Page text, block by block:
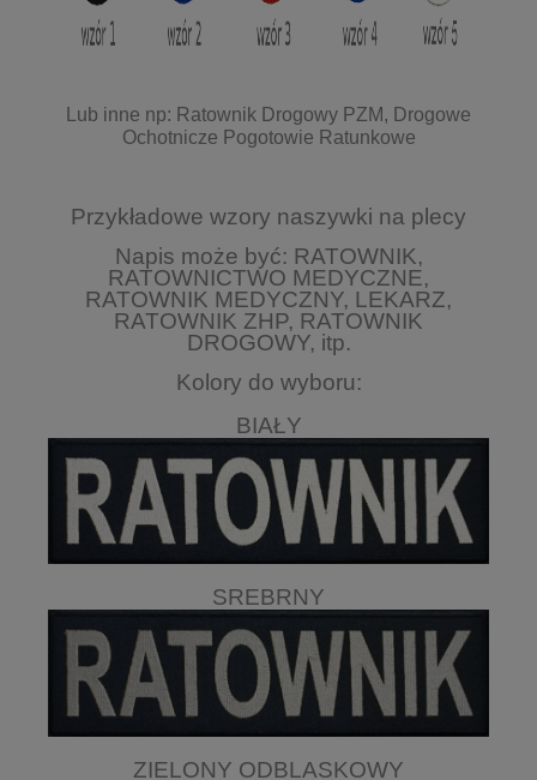
Lub inne np: Ratownik Drogowy PZM, Drogowe
Ochotnicze Pogotowie Ratunkowe
Przykładowe wzory naszywki na plecy
Napis może być: RATOWNIK,
RATOWNICTWO MEDYCZNE,
RATOWNIK MEDYCZNY, LEKARZ,
RATOWNIK ZHP, RATOWNIK
DROGOWY, itp.
Kolory do wyboru:
BIAŁY
SREBRNY
ZIELONY ODBLASKOWY